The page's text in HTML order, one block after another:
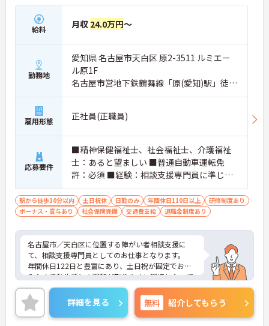
給料 月収 24.0万円～
勤務地
愛知県 名古屋市天白区 原2-3511 ルミエー
ル原1F
名古屋市営地下鉄鶴舞線「原(愛知)駅」徒歩
5分
雇用形態 正社員(正職員)
応募要件
■精神保健福祉士、社会福祉士、介護福祉
士：あると望ましい ■普通自動車運転免
許：必須 ■経験：相談支援専門員に準じる
実務経験（3年～）
駅から徒歩10分以内 土日祝休 日勤のみ 年間休日110日以上
研修制度あり
ボーナス・賞与あり
社会保険完備 交通費支給 退職金制度あり
名古屋市／天白区に位置する障がい者相談支援に
て、相談支援専門員としてのお仕事となります。
年間休日122日と豊富にあり、土日祝が固定でお休
みなので私生活との調和が取りやすい環境となって
おります！計4.1ヵ月分の賞与実績があり、昇給もあ
るのでとてもやりがいのある環境です◎
ご興味ある方は面接ポイントをお伝えしますので、
お気軽にお問い合わせください♪
詳細を見る 無料 紹介してもらう